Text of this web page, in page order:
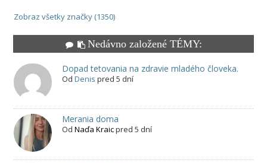
Zobraz všetky značky (1350)
Nedávno založené TÉMY:
Dopad tetovania na zdravie mladého človeka.
Od Denis pred 5 dní
Merania doma
Od Naďa Kraicpred 5 dní